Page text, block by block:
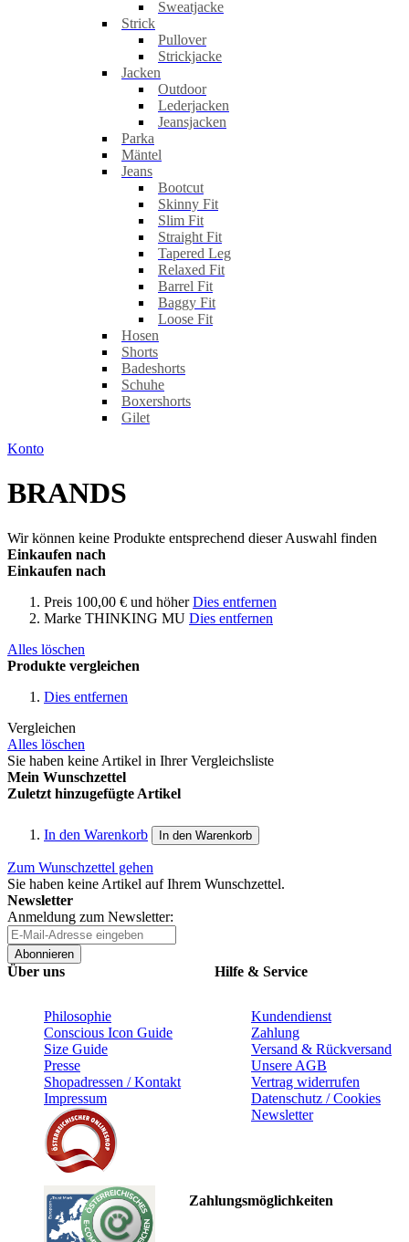
Sweatjacke
Strick
Pullover
Strickjacke
Jacken
Outdoor
Lederjacken
Jeansjacken
Parka
Mäntel
Jeans
Bootcut
Skinny Fit
Slim Fit
Straight Fit
Tapered Leg
Relaxed Fit
Barrel Fit
Baggy Fit
Loose Fit
Hosen
Shorts
Badeshorts
Schuhe
Boxershorts
Gilet
Konto
BRANDS
Wir können keine Produkte entsprechend dieser Auswahl finden
Einkaufen nach
Einkaufen nach
Preis 100,00 € und höher Dies entfernen
Marke THINKING MU Dies entfernen
Alles löschen
Produkte vergleichen
Dies entfernen
Vergleichen
Alles löschen
Sie haben keine Artikel in Ihrer Vergleichsliste
Mein Wunschzettel
Zuletzt hinzugefügte Artikel
In den Warenkorb In den Warenkorb
Zum Wunschzettel gehen
Sie haben keine Artikel auf Ihrem Wunschzettel.
Newsletter
Anmeldung zum Newsletter:
Abonnieren
Über uns
Philosophie
Conscious Icon Guide
Size Guide
Presse
Shopadressen / Kontakt
Impressum
Hilfe & Service
Kundendienst
Zahlung
Versand & Rückversand
Unsere AGB
Vertrag widerrufen
Datenschutz / Cookies
Newsletter
Zahlungsmöglichkeiten